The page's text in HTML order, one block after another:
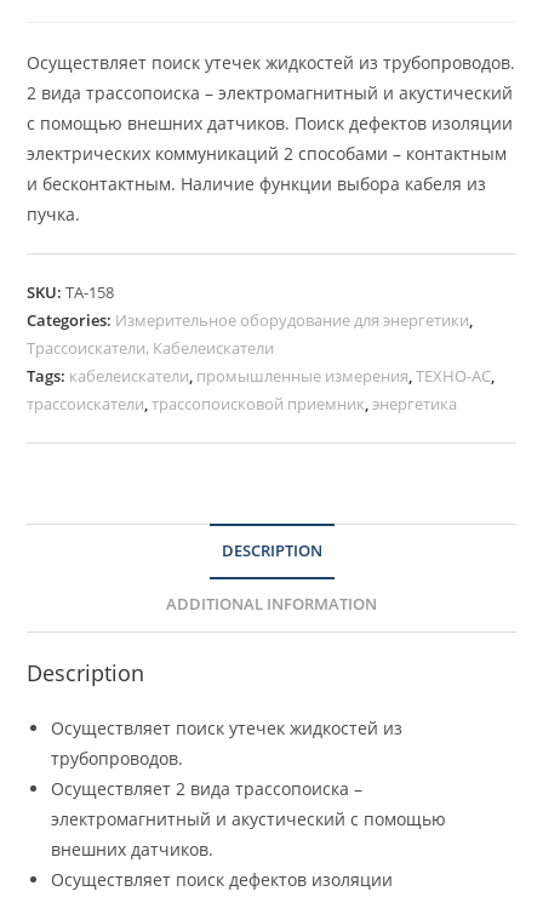
Осуществляет поиск утечек жидкостей из трубопроводов.
2 вида трассопоиска – электромагнитный и акустический
с помощью внешних датчиков. Поиск дефектов изоляции
электрических коммуникаций 2 способами – контактным
и бесконтактным. Наличие функции выбора кабеля из
пучка.
SKU:ТА-158
Categories: Измерительное оборудование для энергетики,
Трассоискатели, Кабелеискатели
Tags: кабелеискатели, промышленные измерения,ТЕХНО-АС,
трассоискатели,трассопоисковой приемник,энергетика
DESCRIPTION
ADDITIONAL INFORMATION
Description
Осуществляет поиск утечек жидкостей из
трубопроводов.
Осуществляет 2 вида трассопоиска –
электромагнитный и акустический с помощью
внешних датчиков.
Осуществляет поиск дефектов изоляции